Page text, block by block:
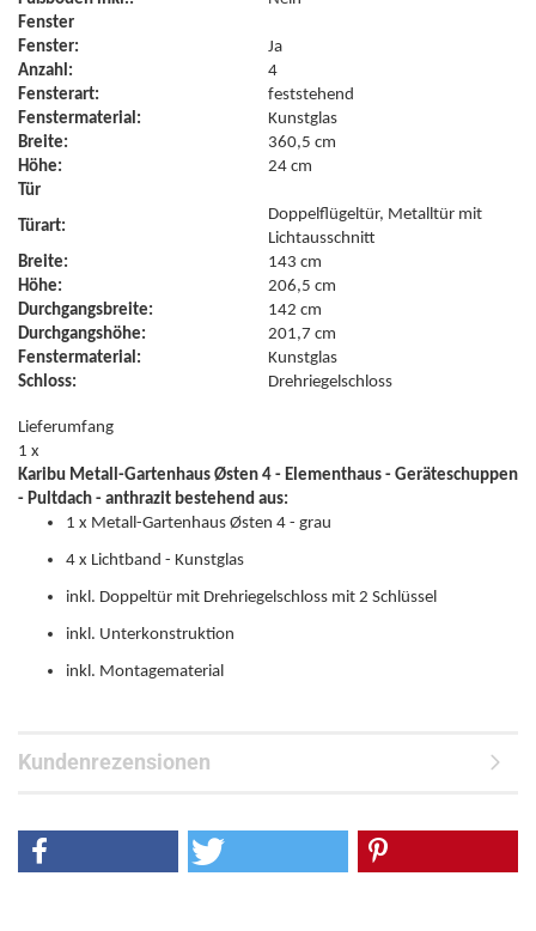
Fenster
Fenster:
Ja
Anzahl:
4
Fensterart:
feststehend
Fenstermaterial:
Kunstglas
Breite:
360,5 cm
Höhe:
24 cm
Tür
Türart:
Doppelflügeltür, Metalltür mit
Lichtausschnitt
Breite:
143 cm
Höhe:
206,5 cm
Durchgangsbreite:
142 cm
Durchgangshöhe:
201,7 cm
Fenstermaterial:
Kunstglas
Schloss:
Drehriegelschloss
Lieferumfang
1 x
Karibu Metall-Gartenhaus Østen 4 - Elementhaus - Geräteschuppen
- Pultdach - anthrazit bestehend aus:
1 x Metall-Gartenhaus Østen 4 - grau
4 x Lichtband - Kunstglas
inkl. Doppeltür mit Drehriegelschloss mit 2 Schlüssel
inkl. Unterkonstruktion
inkl. Montagematerial
Kundenrezensionen